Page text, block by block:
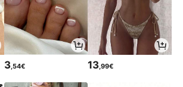
3,54€ 13 ,99€